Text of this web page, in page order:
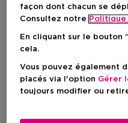
CLARINS
Clarins Aroma
Lait Fondant Pétillant - Eau
façon dont chacun se
Consultez notre
En cliquant sur le bouton
cela.
Vous pouvez également
placés via l'option Gérer
toujours modifier ou